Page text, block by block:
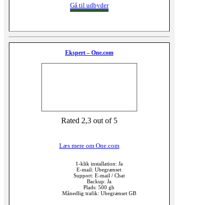
Gå til udbyder
Ekspert – One.com
Rated 2,3 out of 5
Læs mere om One.com
1-klik installation: Ja
E-mail: Ubegrænset
Support: E-mail / Chat
Backup: Ja
Plads: 500 gb
Månedlig trafik: Ubegrænset GB